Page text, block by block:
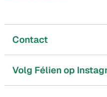
Contact
Volg Félien op